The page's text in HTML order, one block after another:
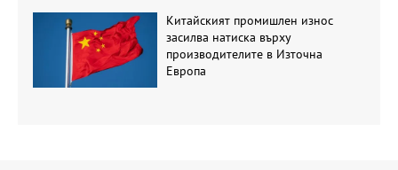
Китайският промишлен износ
засилва натиска върху
производителите в Източна
Европа